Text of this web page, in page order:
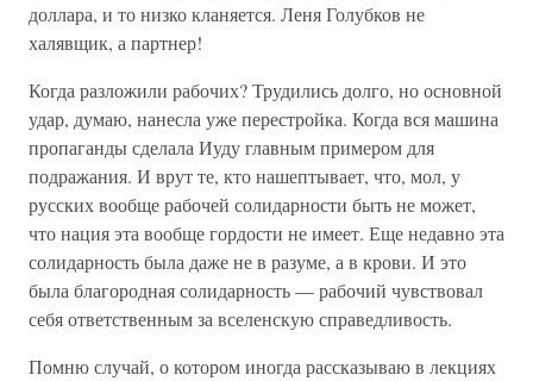
доллара, и то низко кланяется. Леня Голубков не
халявщик, а партнер!
Когда разложили рабочих? Трудились долго, но основной
удар, думаю, нанесла уже перестройка. Когда вся машина
пропаганды сделала Иуду главным примером для
подражания. И врут те, кто нашептывает, что, мол, у
русских вообще рабочей солидарности быть не может,
что нация эта вообще гордости не имеет. Еще недавно эта
солидарность была даже не в разуме, а в крови. И это
была благородная солидарность — рабочий чувствовал
себя ответственным за вселенскую справедливость.
Помню случай, о котором иногда рассказываю в лекциях